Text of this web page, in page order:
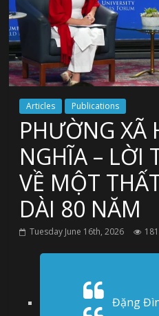
Articles Publications
PHƯỜNG XÃ
NGHĨA – LỜI
VỀ MỘT
DÀI 80 NĂM
Tuesday June 16th, 2026
Đặng